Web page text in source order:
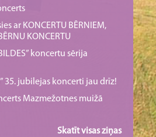
ar KONCERTU BĒRNIEM,
KONCERTU
koncertu sērija
35. jubilejas koncerti jau drīz!
Mazmežotnes muižā
Skatīt visas ziņas